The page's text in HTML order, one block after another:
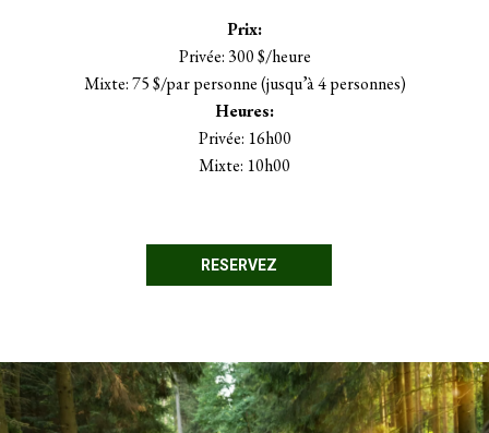
Prix:
Privée: 300 $/heure
Mixte: 75 $/par personne (jusqu’à 4 personnes)
Heures:
Privée: 16h00
Mixte: 10h00
RESERVEZ